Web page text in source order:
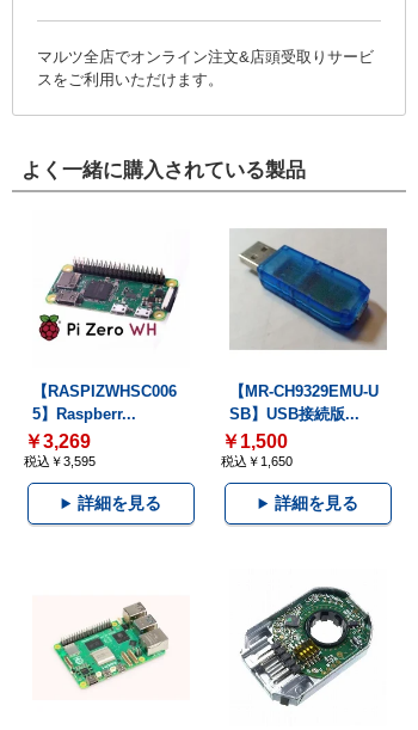
マルツ全店でオンライン注文&店頭受取りサービ
スをご利用いただけます。
よく一緒に購入されている製品
【RASPIZWHSC006
5】Raspberr...
￥3,269
税込￥3,595
詳細を見る
【MR-CH9329EMU-U
SB】USB接続版...
￥1,500
税込￥1,650
詳細を見る